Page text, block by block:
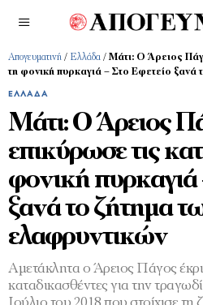
Απογευματινή / Ελλάδα / Μάτι: Ο Άρειος
τη φονική πυρκαγιά – Στο Εφετείο ξανά
ΕΛΛΆΔΑ
Μάτι: Ο Άρειος
επικύρωσε τις
φονική πυρκαγιά
ξανά το ζήτημα
ελαφρυντικών
Αμετάκλητα ο Άρειος Πάγος
καταδικασθέντες για την